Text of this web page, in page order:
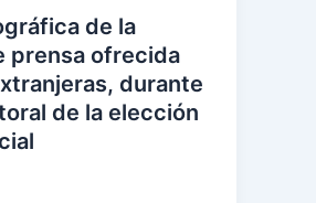
de la
prensa ofrecida
durante
de la elección